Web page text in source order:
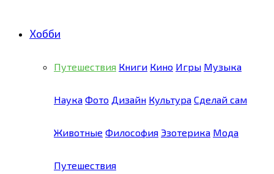
Хобби
Путешествия Книги Кино Игры Музыка
Наука Фото Дизайн Культура Сделай сам
Животные Философия Эзотерика Мода
Путешествия